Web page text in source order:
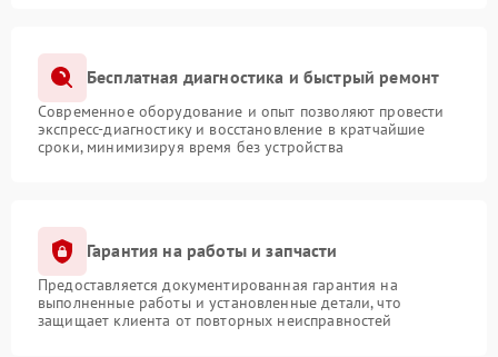
Бесплатная диагностика и быстрый ремонт
Современное оборудование и опыт позволяют провести
экспресс-диагностику и восстановление в кратчайшие
сроки, минимизируя время без устройства
Гарантия на работы и запчасти
Предоставляется документированная гарантия на
выполненные работы и установленные детали, что
защищает клиента от повторных неисправностей